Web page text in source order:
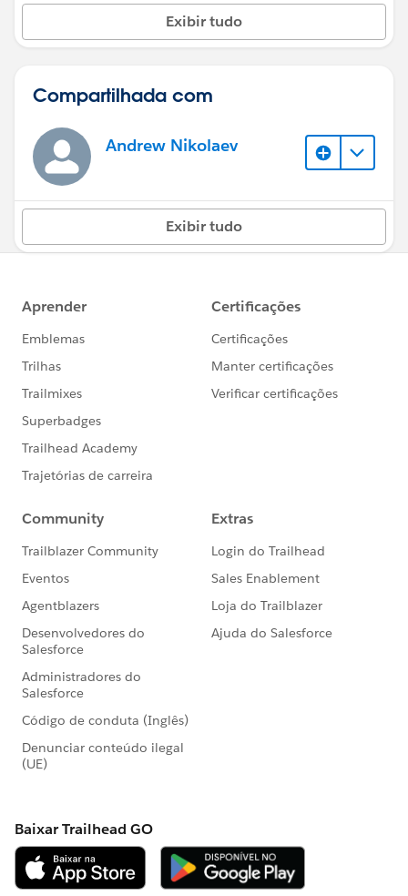
Exibir tudo
Compartilhada com
Andrew Nikolaev
Exibir tudo